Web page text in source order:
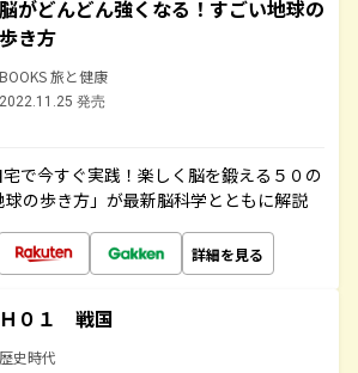
脳がどんどん強くなる！すごい地球の
歩き方
BOOKS 旅と健康
2022.11.25 発売
で今すぐ実践！楽しく脳を鍛える５０の
球の歩き方」が最新脳科学とともに解説
詳細を見る
Ｈ０１ 戦国
歴史時代